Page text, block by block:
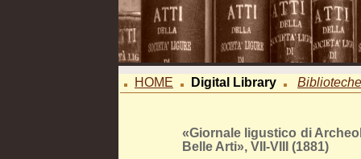
HOME Digital Library
«Giornale ligustico di
Belle Arti», VII-VIII (1881)